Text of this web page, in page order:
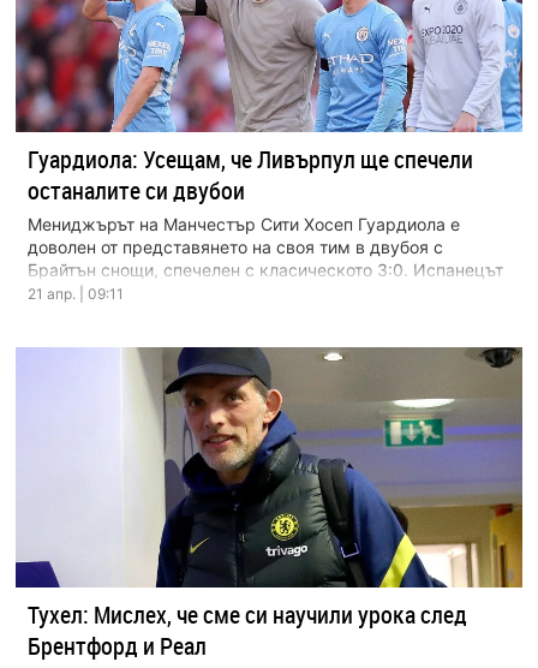
Гуардиола: Усещам, че Ливърпул ще спечели
останалите си двубои
Мениджърът на Манчестър Сити Хосеп Гуардиола е
доволен от представянето на своя тим в двубоя с
Брайтън снощи, спечелен с класическото 3:0. Испанецът
[…]
21 апр. | 09:11
Тухел: Мислех, че сме си научили урока след
Брентфорд и Реал